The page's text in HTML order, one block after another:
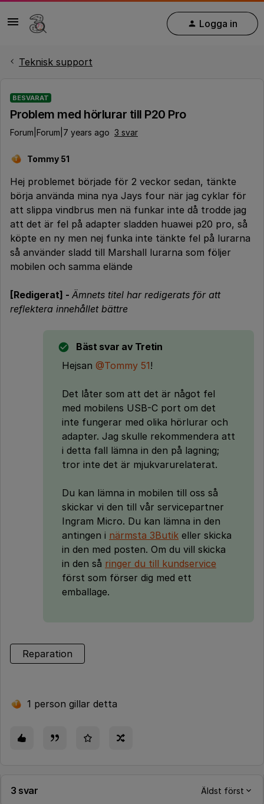
Logga in
Teknisk support
BESVARAT
Problem med hörlurar till P20 Pro
Forum|Forum|7 years ago 3 svar
T Tommy 51
Hej problemet började för 2 veckor sedan, tänkte
börja använda mina nya Jays four när jag cyklar för
att slippa vindbrus men nä funkar inte då trodde jag
att det är fel på adapter sladden huawei p20 pro, så
köpte en ny men nej funka inte tänkte fel på lurarna
så använder sladd till Marshall lurarna som följer
mobilen och samma elände
[Redigerat] - Ämnets titel har redigerats för att
reflektera innehållet bättre
Bäst svar av Tretin
Hejsan @Tommy 51!
Det låter som att det är något fel
med mobilens USB-C port om det
inte fungerar med olika hörlurar och
adapter. Jag skulle rekommendera att
i detta fall lämna in den på lagning;
tror inte det är mjukvarurelaterat.
Du kan lämna in mobilen till oss så
skickar vi den till vår servicepartner
Ingram Micro. Du kan lämna in den
antingen i närmsta 3Butik eller skicka
in den med posten. Om du vill skicka
in den så ringer du till kundservice
först som förser dig med ett
emballage.
Reparation
T 1 person gillar detta
3 svar Äldst först